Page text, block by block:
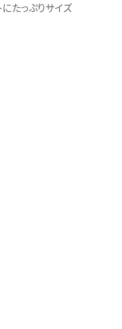
たっぷりサイズ